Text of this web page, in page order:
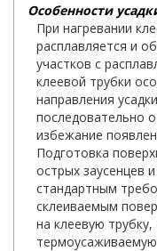
Особенности
При нагревании
расплавляется и
участков с
клеевой трубки
направления
последовательно
избежание
Подготовка
острых заусенцев
стандартным
склеиваемым
на клеевую
термоусаживаемую